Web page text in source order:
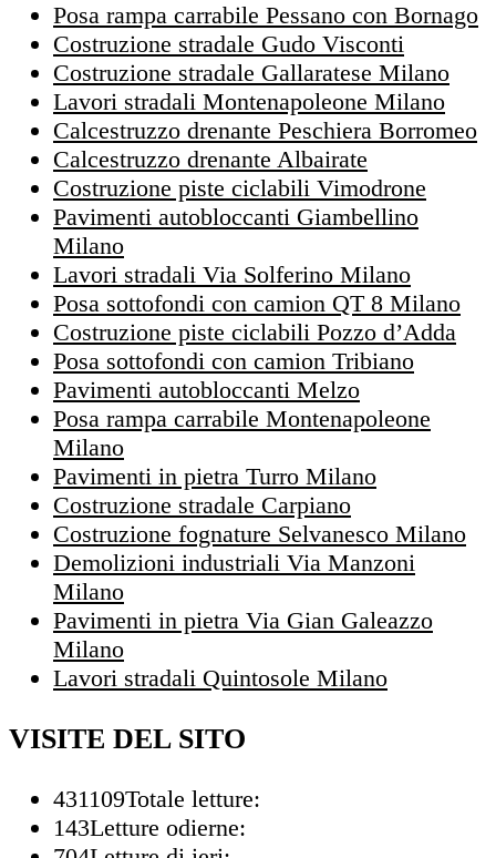
Posa rampa carrabile Pessano con Bornago
Costruzione stradale Gudo Visconti
Costruzione stradale Gallaratese Milano
Lavori stradali Montenapoleone Milano
Calcestruzzo drenante Peschiera Borromeo
Calcestruzzo drenante Albairate
Costruzione piste ciclabili Vimodrone
Pavimenti autobloccanti Giambellino
Milano
Lavori stradali Via Solferino Milano
Posa sottofondi con camion QT 8 Milano
Costruzione piste ciclabili Pozzo d’Adda
Posa sottofondi con camion Tribiano
Pavimenti autobloccanti Melzo
Posa rampa carrabile Montenapoleone
Milano
Pavimenti in pietra Turro Milano
Costruzione stradale Carpiano
Costruzione fognature Selvanesco Milano
Demolizioni industriali Via Manzoni
Milano
Pavimenti in pietra Via Gian Galeazzo
Milano
Lavori stradali Quintosole Milano
VISITE DEL SITO
431109Totale letture:
143Letture odierne: